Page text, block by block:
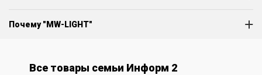
Почему "MW-LIGHT"
Все товары семьи Информ 2